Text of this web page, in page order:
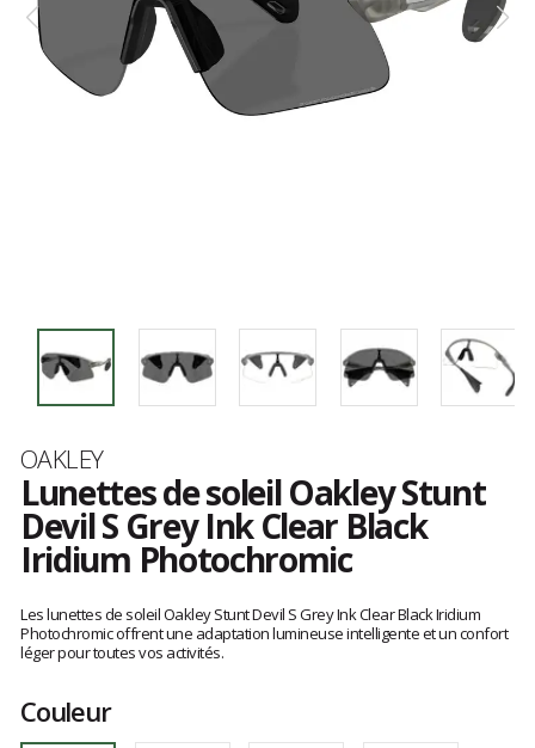
Marque
OAKLEY
Lunettes de soleil Oakley Stunt
Devil S Grey Ink Clear Black
Iridium Photochromic
avis
clients
Les lunettes de soleil Oakley Stunt Devil S Grey Ink Clear Black Iridium
Photochromic offrent une adaptation lumineuse intelligente et un confort
léger pour toutes vos activités.
Couleur